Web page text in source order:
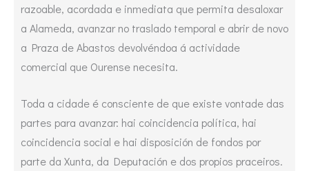
razoable, acordada e inmediata que permita desaloxar
a Alameda, avanzar no traslado temporal e abrir de novo
a Praza de Abastos devolvéndoa á actividade
comercial que Ourense necesita.
Toda a cidade é consciente de que existe vontade das
partes para avanzar: hai coincidencia política, hai
coincidencia social e hai disposición de fondos por
parte da Xunta, da Deputación e dos propios praceiros.